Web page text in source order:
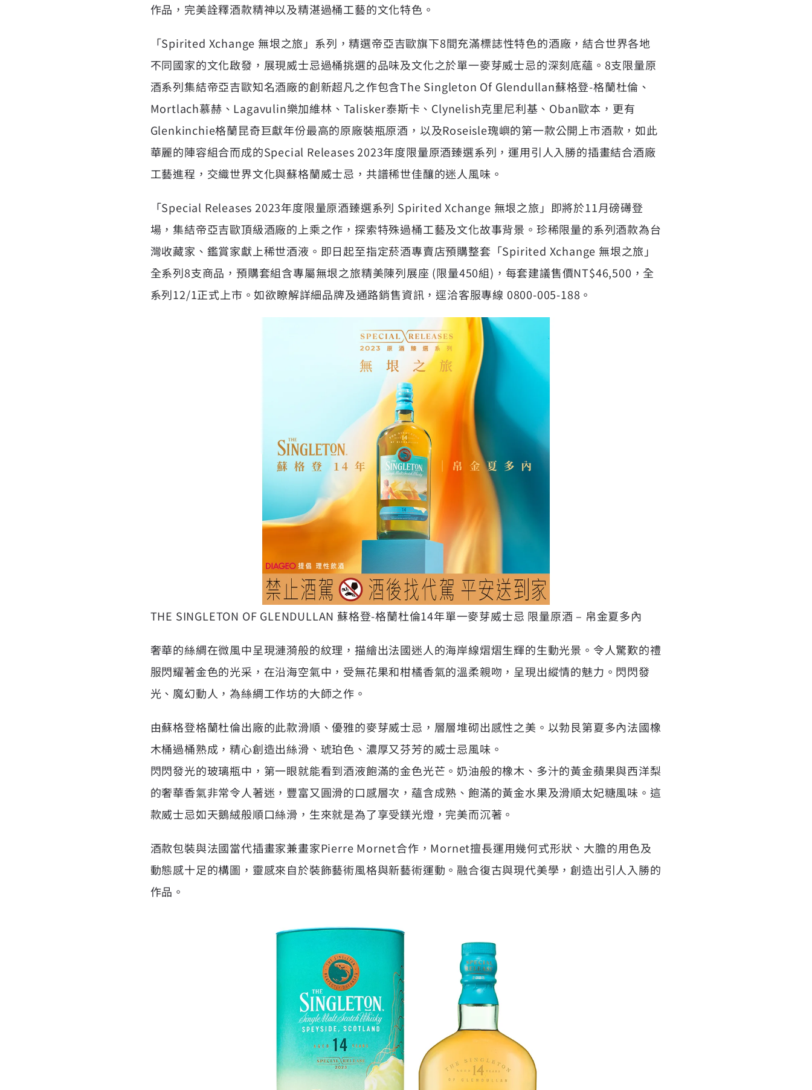
作品，完美詮釋酒款精神以及精湛過桶工藝的文化特色。
「Spirited Xchange 無垠之旅」系列，精選帝亞吉歐旗下8間充滿標誌性特色的酒廠，結合世界各地
不同國家的文化啟發，展現威士忌過桶挑選的品味及文化之於單一麥芽威士忌的深刻底蘊。8支限量原
酒系列集結帝亞吉歐知名酒廠的創新超凡之作包含The Singleton Of Glendullan蘇格登-格蘭杜倫、
Mortlach慕赫、Lagavulin樂加維林、Talisker泰斯卡、Clynelish克里尼利基、Oban歐本，更有
Glenkinchie格蘭昆奇巨獻年份最高的原廠裝瓶原酒，以及Roseisle瑰嶼的第一款公開上市酒款，如此
華麗的陣容組合而成的Special Releases 2023年度限量原酒臻選系列，運用引人入勝的插畫結合酒廠
工藝進程，交織世界文化與蘇格蘭威士忌，共譜稀世佳釀的迷人風味。
「Special Releases 2023年度限量原酒臻選系列 Spirited Xchange 無垠之旅」即將於11月磅礡登
場，集結帝亞吉歐頂級酒廠的上乘之作，探索特殊過桶工藝及文化故事背景。珍稀限量的系列酒款為台
灣收藏家、鑑賞家獻上稀世酒液。即日起至指定菸酒專賣店預購整套「Spirited Xchange 無垠之旅」
全系列8支商品，預購套組含專屬無垠之旅精美陳列展座 (限量450組)，每套建議售價NT$46,500，全
系列12/1正式上市。如欲瞭解詳細品牌及通路銷售資訊，逕洽客服專線 0800-005-188。
THE SINGLETON OF GLENDULLAN 蘇格登-格蘭杜倫14年單一麥芽威士忌 限量原酒 – 帛金夏多內
奢華的絲綢在微風中呈現漣漪般的紋理，描繪出法國迷人的海岸線熠熠生輝的生動光景。令人驚歎的禮
服閃耀著金色的光采，在沿海空氣中，受無花果和柑橘香氣的溫柔親吻，呈現出縱情的魅力。閃閃發
光、魔幻動人，為絲綢工作坊的大師之作。
由蘇格登格蘭杜倫出廠的此款滑順、優雅的麥芽威士忌，層層堆砌出感性之美。以勃艮第夏多內法國橡
木桶過桶熟成，精心創造出絲滑、琥珀色、濃厚又芬芳的威士忌風味。
閃閃發光的玻璃瓶中，第一眼就能看到酒液飽滿的金色光芒。奶油般的橡木、多汁的黃金蘋果與西洋梨
的奢華香氣非常令人著迷，豐富又圓滑的口感層次，蘊含成熟、飽滿的黃金水果及滑順太妃糖風味。這
款威士忌如天鵝絨般順口絲滑，生來就是為了享受鎂光燈，完美而沉著。
酒款包裝與法國當代插畫家兼畫家Pierre Mornet合作，Mornet擅長運用幾何式形狀、大膽的用色及
動態感十足的構圖，靈感來自於裝飾藝術風格與新藝術運動。融合復古與現代美學，創造出引人入勝的
作品。